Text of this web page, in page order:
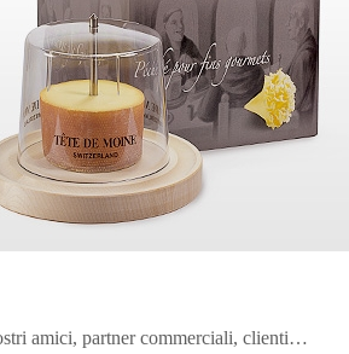
amici, partner commerciali, clienti…